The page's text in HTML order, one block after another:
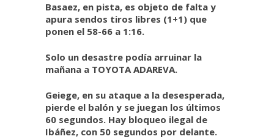
Basaez, en pista, es objeto de falta y
apura sendos tiros libres (1+1) que
ponen el 58-66 a 1:16.
Solo un desastre podía arruinar la
mañana a TOYOTA ADAREVA.
Geiege, en su ataque a la desesperada,
pierde el balón y se juegan los últimos
60 segundos. Hay bloqueo ilegal de
Ibáñez, con 50 segundos por delante.